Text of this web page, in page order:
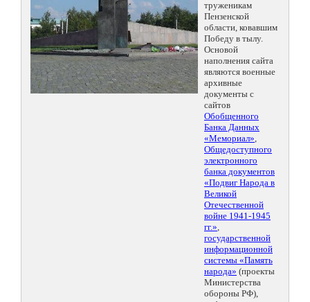
труженикам
Пензенской
области, ковавшим
Победу в тылу.
Основой
наполнения сайта
являются военные
архивные
документы с
сайтов
Обобщенного
Банка Данных
«Мемориал»,
Общедоступного
электронного
банка документов
«Подвиг Народа в
Великой
Отечественной
войне 1941-1945
гг.»,
государственной
информационной
системы «Память
народа» (проекты
Министерства
обороны РФ),